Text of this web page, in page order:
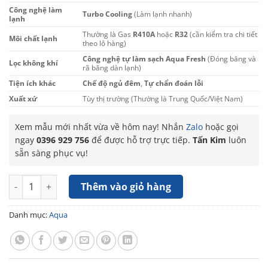
Công nghệ làm
lạnh
Turbo Cooling(Làm lạnh nhanh)
Môi chất lạnh Thường là Gas R410Ahoặc R32(cần kiểm tra chi tiết
theo lô hàng)
Lọc không khí Công nghệ tự làm sạch Aqua Fresh (Đóng băng và
rã băng dàn lạnh)
Tiện ích khác
Chế độ ngủ đêm, Tự chẩn đoán lỗi
Xuất xứ
Tùy thị trường (Thường là Trung Quốc/Việt Nam)
Xem mẫu mới nhất vừa về hôm nay! Nhắn Zalo hoặc gọi
ngay 0396 929 756 để được hỗ trợ trực tiếp. Tấn Kim luôn
sẵn sàng phục vụ!
Máy lạnh Aqua 2HP AQA-R18PC số lượng
Thêm vào giỏ hàng
Danh mục:Aqua